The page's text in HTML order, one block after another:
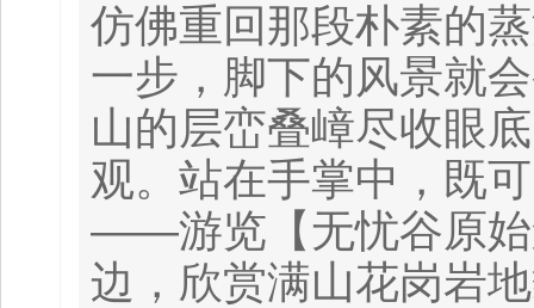
仿佛重回那段朴素的
一步，脚下的风景就
山的层峦叠嶂尽收眼
观。站在手掌中，既
——游览【无忧谷原
边，欣赏满山花岗岩